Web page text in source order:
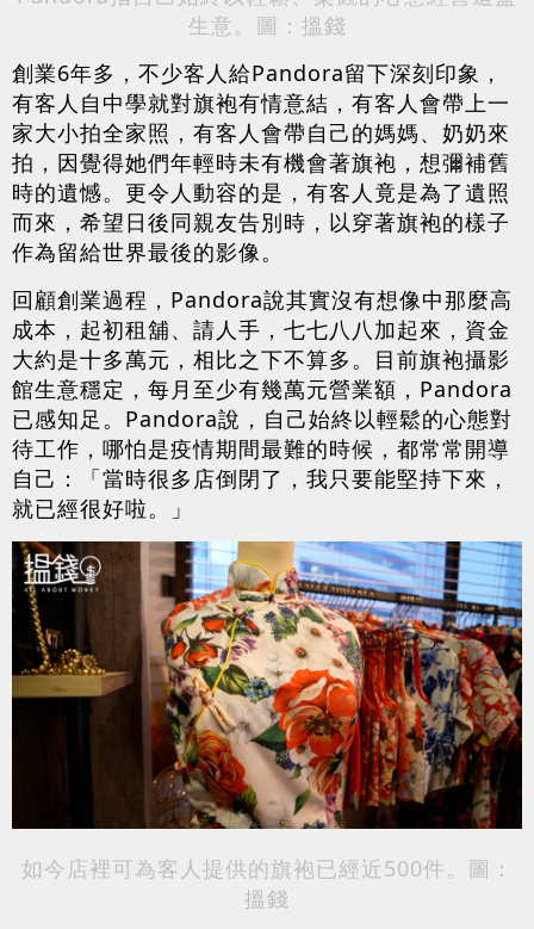
生意。圖：搵錢
創業6年多，不少客人給Pandora留下深刻印象，
有客人自中學就對旗袍有情意結，有客人會帶上一
家大小拍全家照，有客人會帶自己的媽媽、奶奶來
拍，因覺得她們年輕時未有機會著旗袍，想彌補舊
時的遺憾。更令人動容的是，有客人竟是為了遺照
而來，希望日後同親友告別時，以穿著旗袍的樣子
作為留給世界最後的影像。
回顧創業過程，Pandora說其實沒有想像中那麼高
成本，起初租舖、請人手，七七八八加起來，資金
大約是十多萬元，相比之下不算多。目前旗袍攝影
館生意穩定，每月至少有幾萬元營業額，Pandora
已感知足。Pandora說，自己始終以輕鬆的心態對
待工作，哪怕是疫情期間最難的時候，都常常開導
自己：「當時很多店倒閉了，我只要能堅持下來，
就已經很好啦。」
如今店裡可為客人提供的旗袍已經近500件。圖：
搵錢